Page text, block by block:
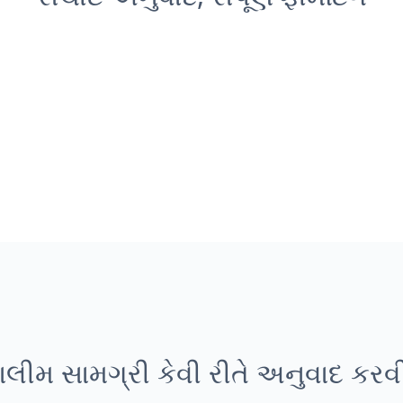
સામગ્રી કેવી રીતે અનુવાદ